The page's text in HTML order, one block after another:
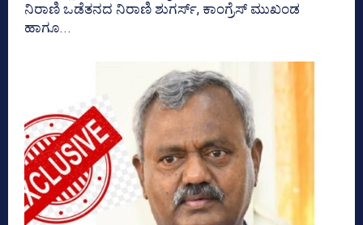
ನಿರಾಣಿ ಒಡೆತನದ ನಿರಾಣಿ ಶುಗರ್ಸ್‌, ಕಾಂಗ್ರೆಸ್‌ ಮುಖಂಡ
ಹಾಗೂ...